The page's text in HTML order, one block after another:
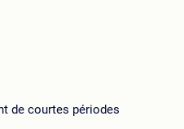
de courtes périodes